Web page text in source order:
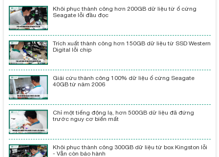
Khôi phục thành công hơn 200GB dữ liệu từ ổ cứng
Seagate lỗi đầu đọc
Trích xuất thành công hơn 150GB dữ liệu từ SSD Western
Digital lỗi chip
Giải cứu thành công 100% dữ liệu ổ cứng Seagate
40GB từ năm 2006
Chỉ một tiếng động lạ, hơn 500GB dữ liệu đã đứng
trước nguy cơ biến mất
Khôi phục thành công 300GB dữ liệu từ box Kingston lỗi
- Vẫn còn bảo hành